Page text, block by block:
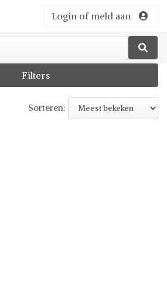
Login of meld aan
Filters
Sorteren: